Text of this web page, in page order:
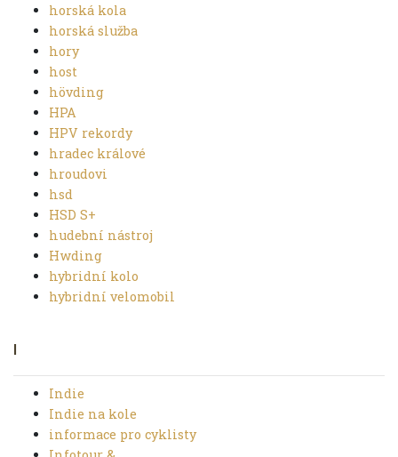
horská kola
horská služba
hory
host
hövding
HPA
HPV rekordy
hradec králové
hroudovi
hsd
HSD S+
hudební nástroj
Hwding
hybridní kolo
hybridní velomobil
I
Indie
Indie na kole
informace pro cyklisty